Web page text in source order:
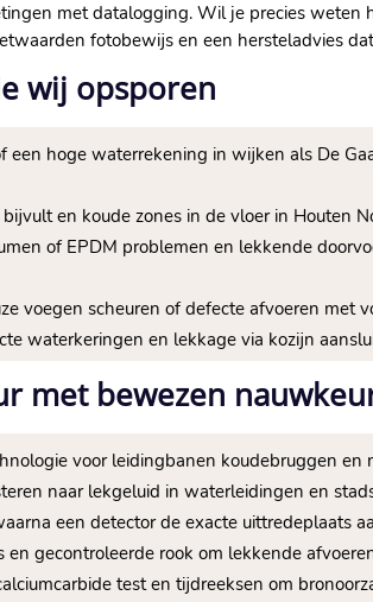
met datalogging. Wil je precies weten
fotobewijs en een hersteladvies
wij opsporen
een hoge waterrekening in wijken als De
en koude zones in de vloer in Houten
of EPDM problemen en lekkende
voegen scheuren of defecte afvoeren met
waterkeringen en lekkage via kozijn
met bewezen
voor leidingbanen koudebruggen
naar lekgeluid in waterleidingen en
een detector de exacte uittredeplaats
en gecontroleerde rook om lekkende
test en tijdreeksen om